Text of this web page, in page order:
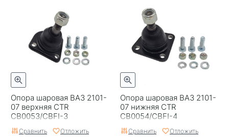
Опора шаровая ВАЗ 2101-
07 верхняя CTR
CB0053/CBFI-3
Сравнить Отложить
Опора шаровая ВАЗ 2101-
07 нижняя CTR
CB0054/CBFI-4
Сравнить Отложить